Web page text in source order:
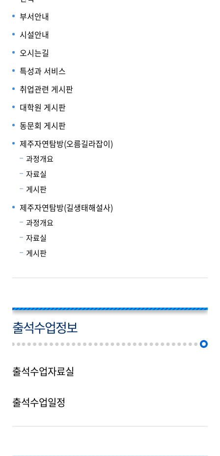
부서안내
시설안내
오시는길
특성과 서비스
취업관련 게시판
대학원 게시판
동문회 게시판
제주자연탐방(오름길라잡이)
과정개요
자료실
게시판
제주자연탐방(길생태해설사)
과정개요
자료실
게시판
출석수업정보
출석수업자료실
출석수업일정